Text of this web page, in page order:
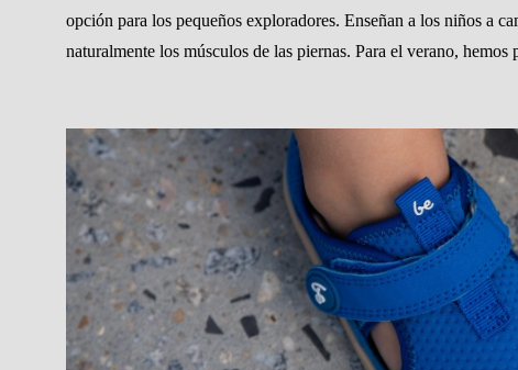
opción para los pequeños exploradores. Enseñan a los niños a
naturalmente los músculos de las piernas. Para el verano,